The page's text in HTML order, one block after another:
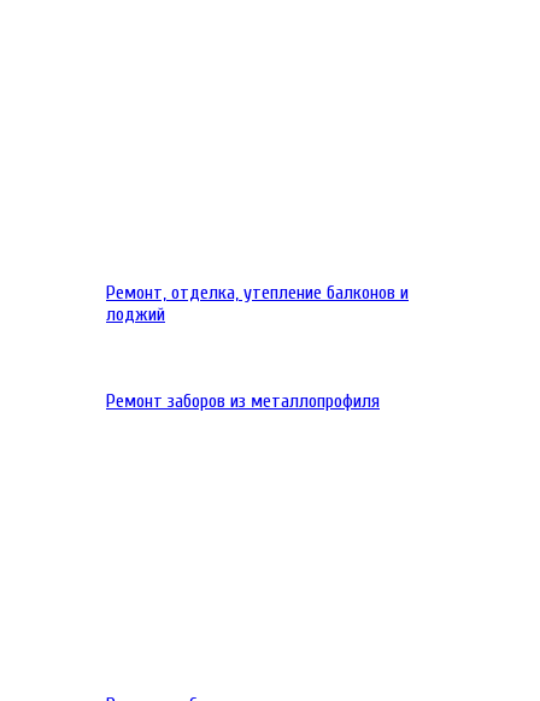
Ремонт, отделка, утепление балконов и
лоджий
Ремонт заборов из металлопрофиля